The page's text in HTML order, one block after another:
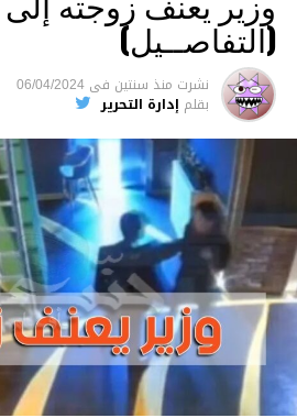
(التفاصــيل)
نشرت منذ سنتين فى 06/04/2024
بقلم إدارة التحرير